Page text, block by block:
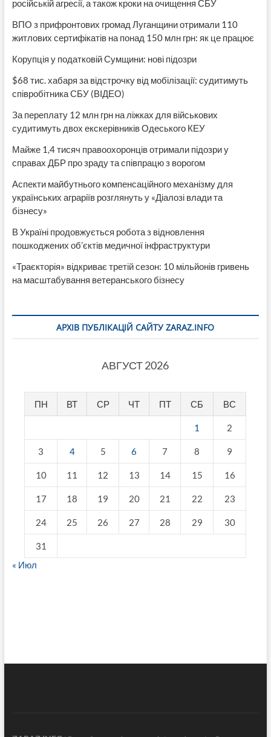
російській агресії, а також кроки на очищення СБУ
ВПО з прифронтових громад Луганщини отримали 110
житлових сертифікатів на понад 150 млн грн: як це працює
Корупція у податковій Сумщини: нові підозри
$68 тис. хабаря за відстрочку від мобілізації: судитимуть
співробітника СБУ (ВІДЕО)
За переплату 12 млн грн на ліжках для військових
судитимуть двох екскерівників Одеського КЕУ
Майже 1,4 тисяч правоохоронців отримали підозри у
справах ДБР про зраду та співпрацю з ворогом
Аспекти майбутнього компенсаційного механізму для
українських аграріїв розглянуть у «Діалозі влади та
бізнесу»
В Україні продовжується робота з відновлення
пошкоджених об’єктів медичної інфраструктури
«Траєкторія» відкриває третій сезон: 10 мільйонів гривень
на масштабування ветеранського бізнесу
АРХІВ ПУБЛІКАЦІЙ САЙТУ ZARAZ.INFO
АВГУСТ 2026
ПН ВТ СР ЧТ ПТ СБ ВС
1 2
3 4 5 6 7 8 9
10 11 12 13 14 15 16
17 18 19 20 21 22 23
24 25 26 27 28 29 30
31
« Июл